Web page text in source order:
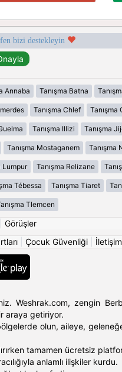
bizi destekleyin
Annaba Tanışma Batna
Tanışma Chlef Tanışma
Tanışma Illizi Tanışma
Tanışma Mostaganem Tanışma
Lumpur Tanışma Relizane
Tébessa Tanışma Tiaret
Tlemcen
Görüşler
Çocuk Güvenliği İletişim
Weshrak.com, zengin
araya getiriyor.
olun, aileye,
tamamen ücretsiz
anlamlı ilişkiler kurdu.
Assistance